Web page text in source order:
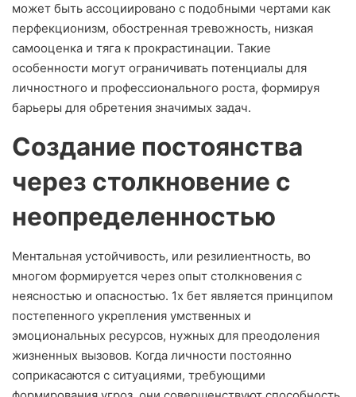
может быть ассоциировано с подобными чертами как
перфекционизм, обостренная тревожность, низкая
самооценка и тяга к прокрастинации. Такие
особенности могут ограничивать потенциалы для
личностного и профессионального роста, формируя
барьеры для обретения значимых задач.
Создание постоянства
через столкновение с
неопределенностью
Ментальная устойчивость, или резилиентность, во
многом формируется через опыт столкновения с
неясностью и опасностью. 1х бет является принципом
постепенного укрепления умственных и
эмоциональных ресурсов, нужных для преодоления
жизненных вызовов. Когда личности постоянно
соприкасаются с ситуациями, требующими